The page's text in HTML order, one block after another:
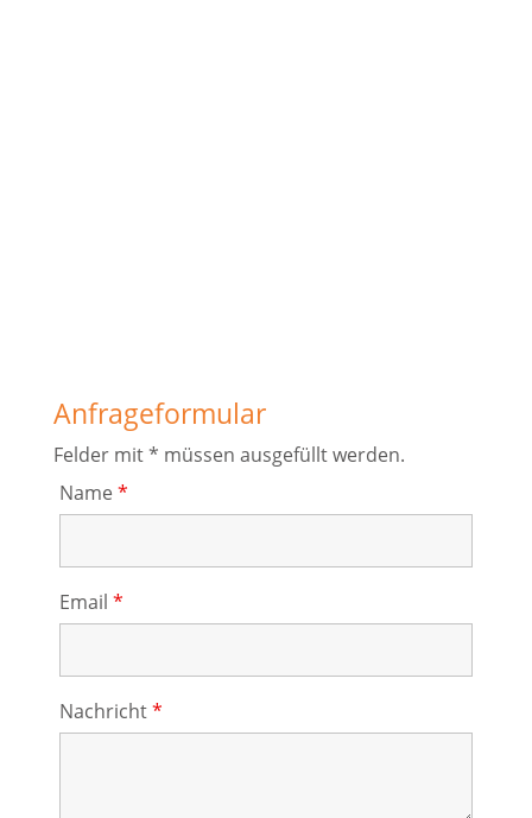
Anfrageformular
Felder mit * müssen ausgefüllt werden.
Name *
Email *
Nachricht*